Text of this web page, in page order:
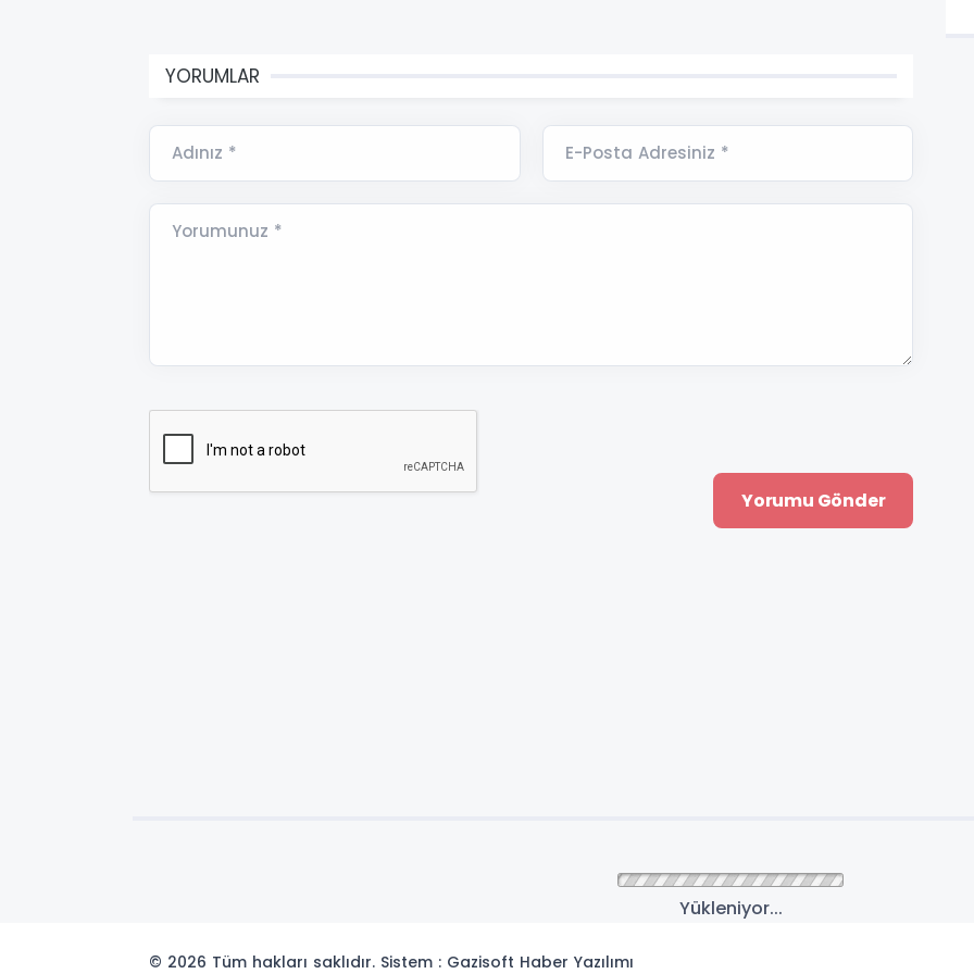
YORUMLAR
Adınız * E-Posta Adresiniz *
Yorumunuz *
Yükleniyor...
© 2026 Tüm hakları saklıdır. Sistem : Gazisoft Haber Yazılımı